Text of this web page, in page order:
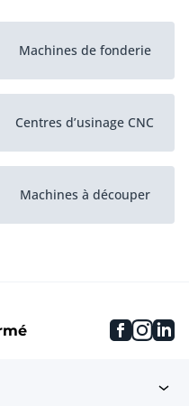
Machines de fonderie
Centres d’usinage CNC
Machines à découper
Grenailleuses à turbine